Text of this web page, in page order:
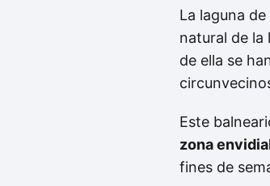
La laguna de
natural de la
de ella se
Este
zona
fines de